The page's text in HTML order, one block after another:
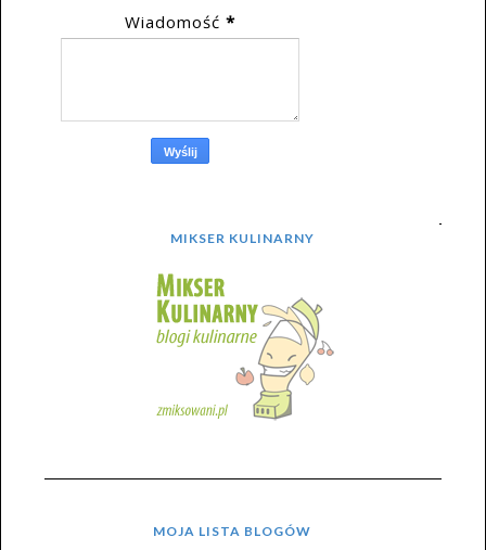
Wiadomość *
MIKSER KULINARNY
MOJA LISTA BLOGÓW